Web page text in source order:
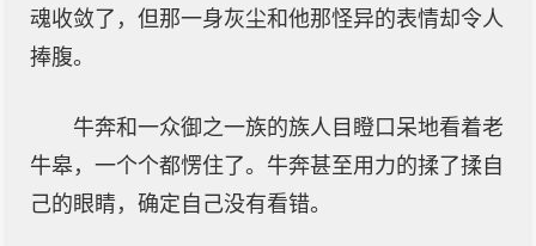
魂收敛了，但那一身灰尘和他那怪异的表情却令人
捧腹。
牛奔和一众御之一族的族人目瞪口呆地看着老
牛皋，一个个都愣住了。牛奔甚至用力的揉了揉自
己的眼睛，确定自己没有看错。